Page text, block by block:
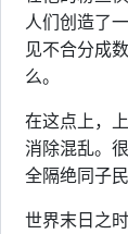
人们创造了
见不合分成
么。
在这点上，
消除混乱。
全隔绝同子民
世界末日之